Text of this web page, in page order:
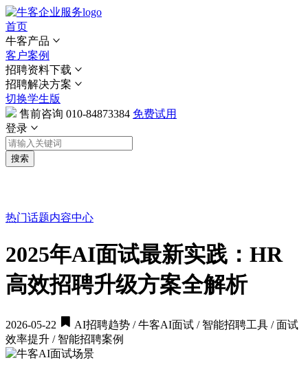
首页
牛客产品
客户案例
招聘资料下载
招聘解决方案
切换学生版
售前咨询 010-84873384 免费试用
登录
搜索
热门话题内容中心
2025年AI面试最新实践：HR
高效招聘升级方案全解析
2026-05-22
AI招聘趋势 / 牛客AI面试 / 智能招聘工具 / 面试
效率提升 / 智能招聘案例